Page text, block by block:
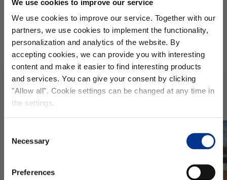
We use cookies to improve our service
We use cookies to improve our service. Together with our
partners, we use cookies to implement the functionality,
personalization and analytics of the website. By
accepting cookies, we can provide you with interesting
content and make it easier to find interesting products
and services. You can give your consent by clicking
"Allow all". Cookie settings can be changed at any time in
the settings.
Selection
Necessary
Preferences
Jalkineet
GreenCare
kumisaapas,
violetti
Nokian Jalkineet GreenCare
4.9
38,00 € 59,00 €
TUTUSTU SUOSITUIMPIIN TUOTEKATEGORIOIHIMME
Tilaa uutiskirjeemme jasaat -15%
alennuksenseuraavalle tilauksellesi!